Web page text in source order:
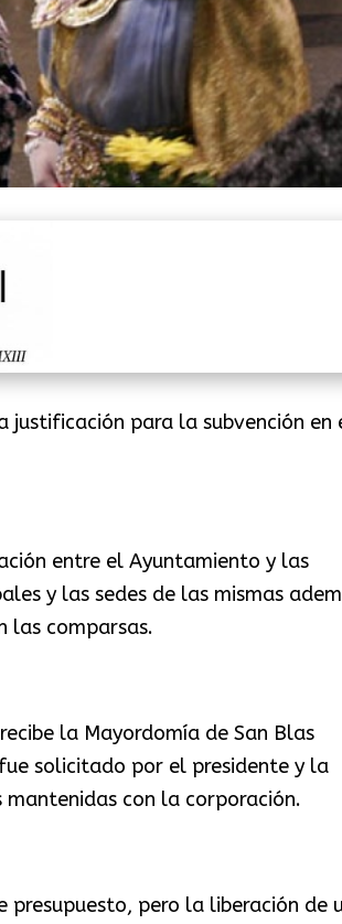
justificación para la subvención en
entre el Ayuntamiento y las
y las sedes de las mismas
las comparsas.
la Mayordomía de San Blas
solicitado por el presidente y la
con la corporación.
pero la liberación de